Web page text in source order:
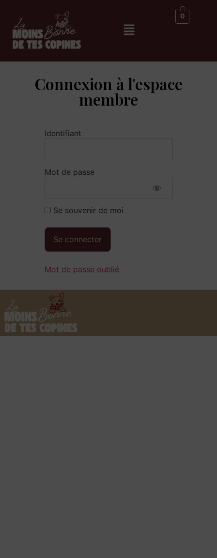
0
Connexion à l'espace
membre
Identifiant
Mot de passe
Se souvenir de moi
Mot de passe oublié